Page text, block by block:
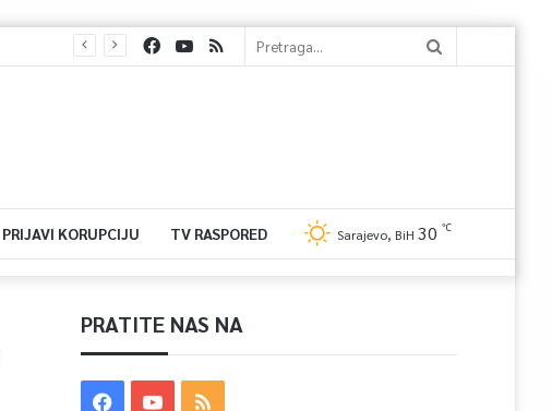
PRIJAVI KORUPCIJU TV RASPORED Sarajevo, BiH 30 ℃
PRATITE NAS NA